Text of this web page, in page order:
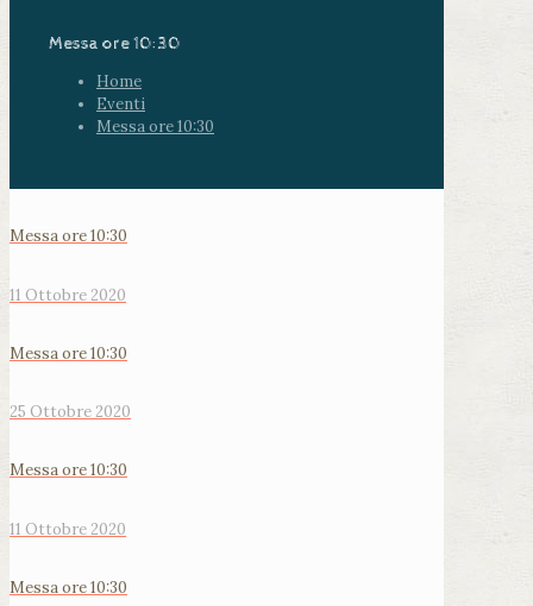
Messa ore 10:30
Home
Eventi
Messa ore 10:30
Messa ore 10:30
11 Ottobre 2020
Messa ore 10:30
25 Ottobre 2020
Messa ore 10:30
11 Ottobre 2020
Messa ore 10:30